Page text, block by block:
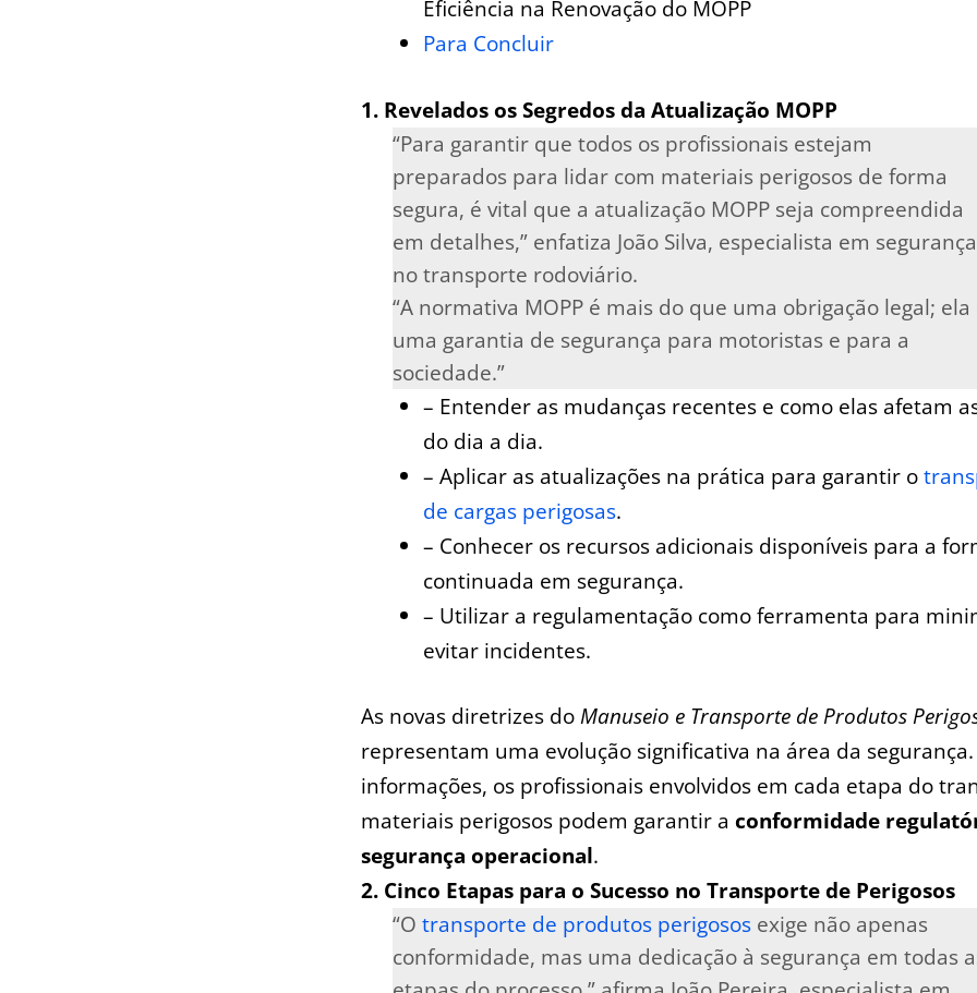
Eficiência na Renovação do MOPP
Para ⁢Concluir
1. Revelados os Segredos da Atualização MOPP
“Para garantir que todos os profissionais estejam
preparados para lidar com materiais perigosos de forma
segura, é vital que a atualização MOPP seja compreendida
em detalhes,” enfatiza João Silva, especialista em segurança
‌no transporte rodoviário.
“A normativa MOPP‌ é mais do que uma obrigação legal; ela
uma garantia de segurança para⁢ motoristas e para a
sociedade.”
– Entender as mudanças recentes e ⁤como elas afetam
do dia a dia.
– Aplicar as atualizações na prática para garantir o
de cargas perigosas.
– Conhecer os​ recursos adicionais disponíveis para a
continuada⁤ em segurança.
– Utilizar ⁢a regulamentação como ferramenta para
evitar incidentes.
As ‍novas diretrizes doManuseio e Transporte de ‍Produtos
representam ⁣uma evolução significativa na área ⁢da
informações, os profissionais envolvidos ⁢em cada ‌etapa do
materiais perigosos podem garantir a conformidade
segurança operacional.
2. Cinco Etapas para o Sucesso no Transporte de Perigosos
“O transporte de produtos perigososexige não apenas
conformidade, mas uma dedicação à segurança em todas